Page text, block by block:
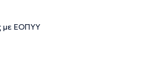
με ΕΟΠΥΥ